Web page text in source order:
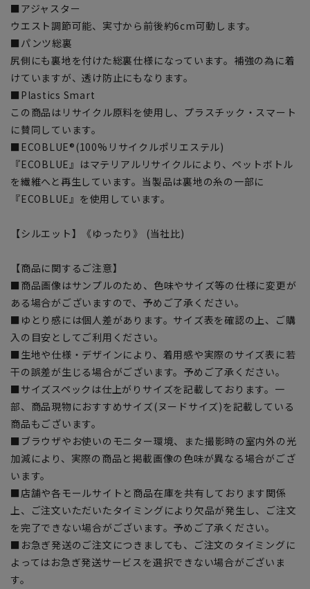
■アジャスター
ウエスト調節可能、実寸から前後約6cm可動します。
■パンツ総裏
尻側にも裏地を付けた総裏仕様になっています。補強の為に着
けていますが、透け防止にもなります。
■Plastics Smart
この商品はリサイクル原料を使用し、プラスチック・スマート
に賛同しています。
■ECOBLUE®(100%リサイクルポリエステル)
『ECOBLUE』はマテリアルリサイクルにより、ペットボトル
を繊維へと再生しています。当製品は裏地の糸の一部に
『ECOBLUE』を使用しています。
【シルエット】《ゆったり》 (当社比)
【商品に関するご注意】
■商品画像はサンプルのため、色味やサイズ等の仕様に変更が
ある場合がございますので、予めご了承ください。
■ゆとり感には個人差があります。サイズ表を確認の上、ご購
入の目安としてご利用ください。
■生地や仕様・デザインにより、着用感や実際のサイズ表に若
干の誤差が生じる場合がございます。予めご了承ください。
■サイズスペックは仕上がりサイズを記載しております。一
部、商品現物におすすめサイズ(ヌードサイズ)を記載している
商品もございます。
■ブラウザやお使いのモニター環境、また撮影時の室内外の光
加減により、実際の商品と掲載画像の色味が異なる場合がござ
います。
■店舗や各モールサイトと商品在庫を共有しております関係
上、ご注文いただいたタイミングにより欠品が発生し、ご注文
を完了できない場合がございます。予めご了承ください。
■お急ぎ発送のご注文につきましても、ご注文のタイミングに
よってはお急ぎ発送サービスを選択できない場合がございま
す。